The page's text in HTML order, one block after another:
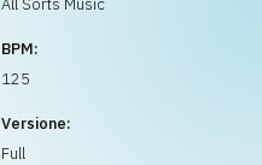
All Sorts Music
BPM:
125
Versione:
Full